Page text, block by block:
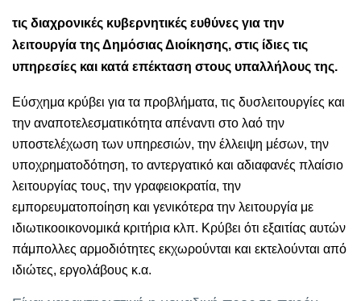
τις διαχρονικές κυβερνητικές ευθύνες για την
λειτουργία της Δημόσιας Διοίκησης, στις ίδιες τις
υπηρεσίες και κατά επέκταση στους υπαλλήλους της.
Εύσχημα κρύβει για τα προβλήματα, τις δυσλειτουργίες και
την αναποτελεσματικότητα απέναντι στο λαό την
υποστελέχωση των υπηρεσιών, την έλλειψη μέσων, την
υποχρηματοδότηση, το αντεργατικό και αδιαφανές πλαίσιο
λειτουργίας τους, την γραφειοκρατία, την
εμπορευματοποίηση και γενικότερα την λειτουργία με
ιδιωτικοοικονομικά κριτήρια κλπ. Κρύβει ότι εξαιτίας αυτών
πάμπολλες αρμοδιότητες εκχωρούνται και εκτελούνται από
ιδιώτες, εργολάβους κ.α.